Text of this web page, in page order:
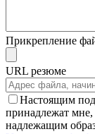
Прикрепление
URL резюме
Настоящим
принадлежат
надлежащим